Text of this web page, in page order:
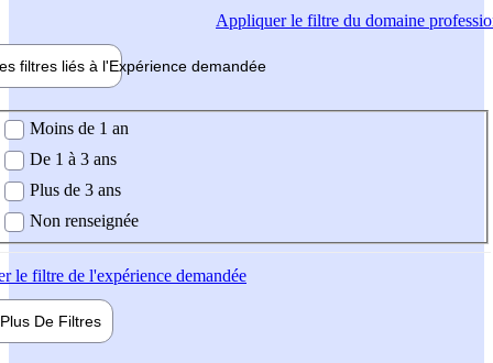
Appliquerle filtre du domaine
filtres liés à l'Expérience demandée
demandée
Moins de 1 an
De 1 à 3 ans
Plus de 3 ans
Non renseignée
le filtre de l'expérience demandée
Plus De Filtres